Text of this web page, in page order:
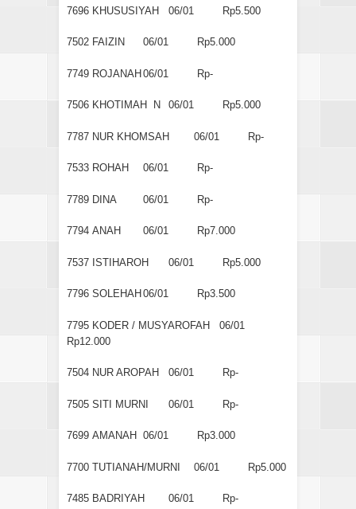
7696 KHUSUSIYAH 06/01 Rp5.500
7502 FAIZIN 06/01 Rp5.000
7749 ROJANAH 06/01 Rp-
7506 KHOTIMAH N 06/01 Rp5.000
7787 NUR KHOMSAH 06/01 Rp-
7533 ROHAH 06/01 Rp-
7789 DINA 06/01 Rp-
7794 ANAH 06/01 Rp7.000
7537 ISTIHAROH 06/01 Rp5.000
7796 SOLEHAH 06/01 Rp3.500
7795 KODER / MUSYAROFAH
06/01
Rp12.000
7504 NUR AROPAH 06/01 Rp-
7505 SITI MURNI 06/01 Rp-
7699 AMANAH 06/01 Rp3.000
7700 TUTIANAH/MURNI 06/01 Rp5.000
7485 BADRIYAH 06/01 Rp-